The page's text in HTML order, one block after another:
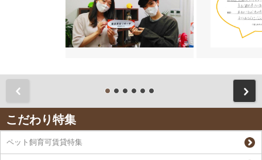
こだわり特集
ペット飼育可賃貸特集